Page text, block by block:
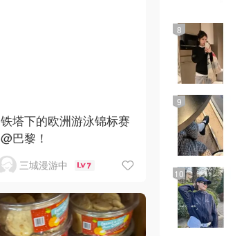
铁塔下的欧洲游泳锦标赛
@巴黎！
三城漫游中 7